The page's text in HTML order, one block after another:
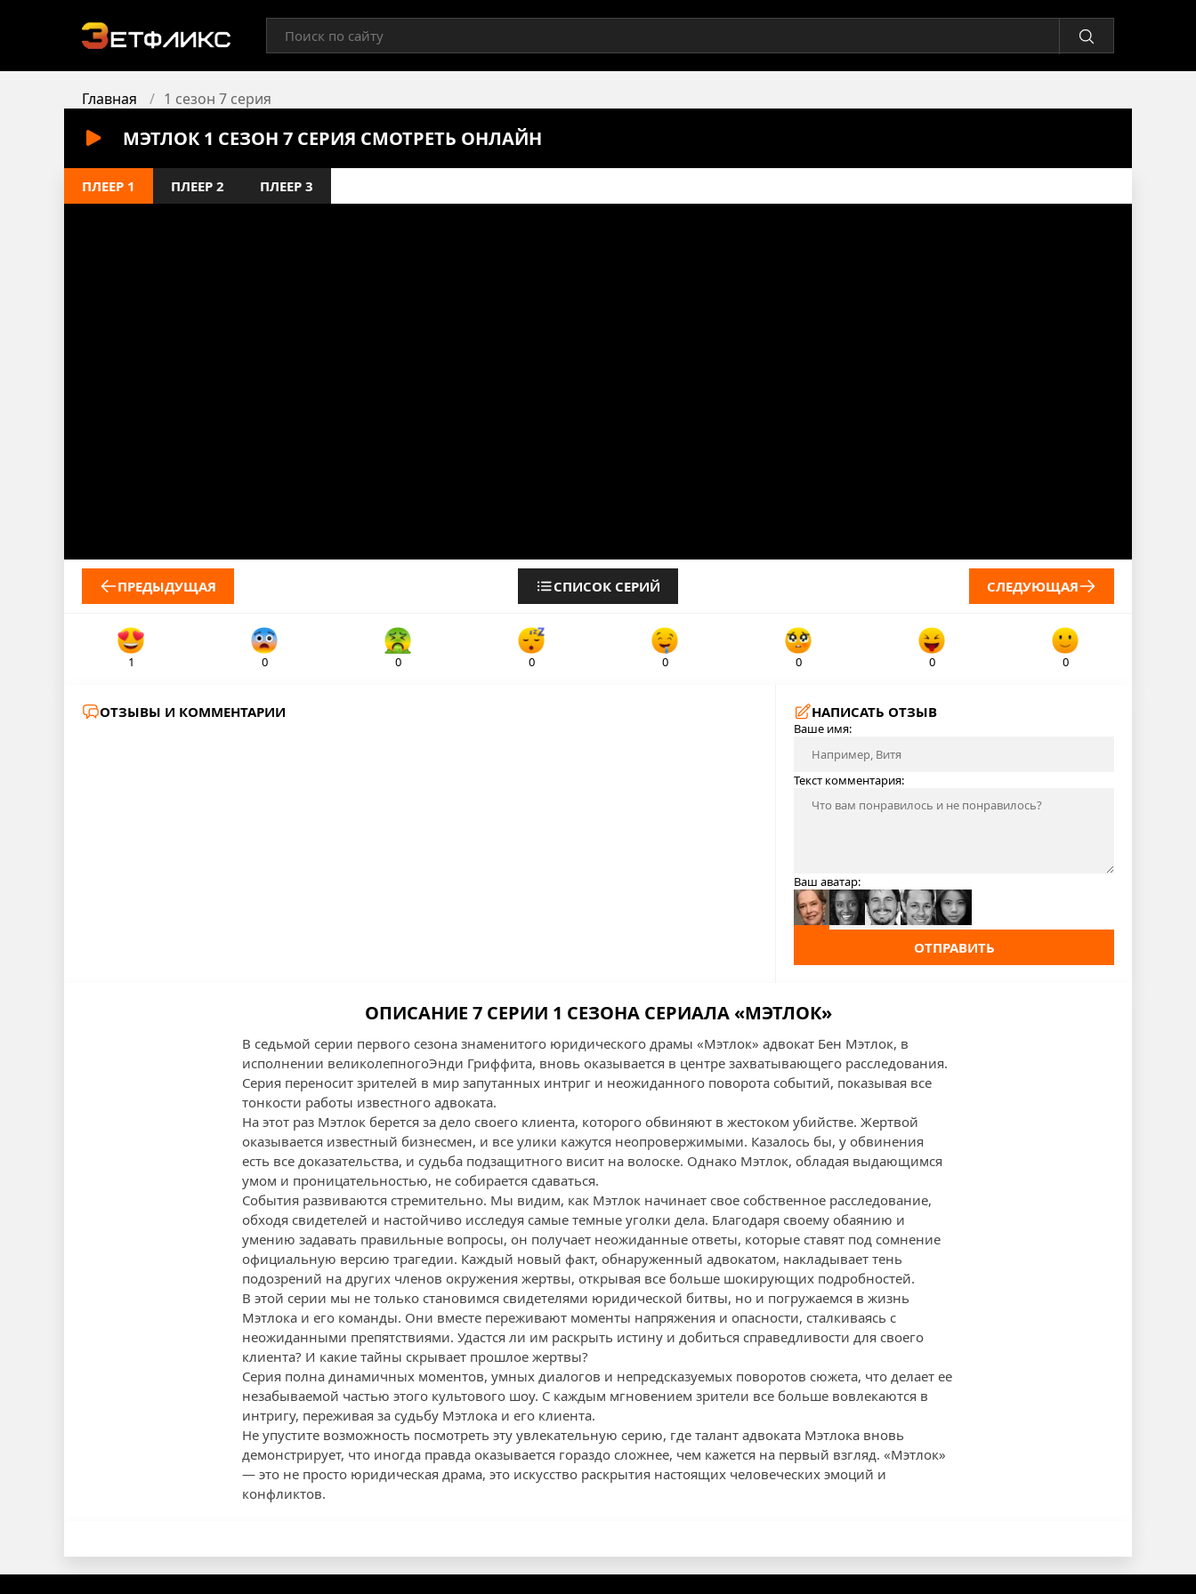
Главная 1 сезон 7 серия
МЭТЛОК 1 СЕЗОН 7 СЕРИЯ СМОТРЕТЬ ОНЛАЙН
ПЛЕЕР 1 ПЛЕЕР 2 ПЛЕЕР 3
ПРЕДЫДУЩАЯ СПИСОК СЕРИЙ СЛЕДУЮЩАЯ
1 0 0 0 0 0 0 0
ОТЗЫВЫ И КОММЕНТАРИИ НАПИСАТЬ ОТЗЫВ
Ваше имя:
Текст комментария:
Ваш аватар:
ОТПРАВИТЬ
ОПИСАНИЕ 7 СЕРИИ 1 СЕЗОНА СЕРИАЛА «МЭТЛОК»
В седьмой серии первого сезона знаменитого юридического драмы «Мэтлок» адвокат Бен Мэтлок, в
исполнении великолепногоЭнди Гриффита, вновь оказывается в центре захватывающего расследования.
Серия переносит зрителей в мир запутанных интриг и неожиданного поворота событий, показывая все
тонкости работы известного адвоката.
На этот раз Мэтлок берется за дело своего клиента, которого обвиняют в жестоком убийстве. Жертвой
оказывается известный бизнесмен, и все улики кажутся неопровержимыми. Казалось бы, у обвинения
есть все доказательства, и судьба подзащитного висит на волоске. Однако Мэтлок, обладая выдающимся
умом и проницательностью, не собирается сдаваться.
События развиваются стремительно. Мы видим, как Мэтлок начинает свое собственное расследование,
обходя свидетелей и настойчиво исследуя самые темные уголки дела. Благодаря своему обаянию и
умению задавать правильные вопросы, он получает неожиданные ответы, которые ставят под сомнение
официальную версию трагедии. Каждый новый факт, обнаруженный адвокатом, накладывает тень
подозрений на других членов окружения жертвы, открывая все больше шокирующих подробностей.
В этой серии мы не только становимся свидетелями юридической битвы, но и погружаемся в жизнь
Мэтлока и его команды. Они вместе переживают моменты напряжения и опасности, сталкиваясь с
неожиданными препятствиями. Удастся ли им раскрыть истину и добиться справедливости для своего
клиента? И какие тайны скрывает прошлое жертвы?
Серия полна динамичных моментов, умных диалогов и непредсказуемых поворотов сюжета, что делает ее
незабываемой частью этого культового шоу. С каждым мгновением зрители все больше вовлекаются в
интригу, переживая за судьбу Мэтлока и его клиента.
Не упустите возможность посмотреть эту увлекательную серию, где талант адвоката Мэтлока вновь
демонстрирует, что иногда правда оказывается гораздо сложнее, чем кажется на первый взгляд. «Мэтлок»
— это не просто юридическая драма, это искусство раскрытия настоящих человеческих эмоций и
конфликтов.